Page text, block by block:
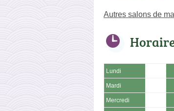
Autres salons de
Lundi
Mardi
Mercredi